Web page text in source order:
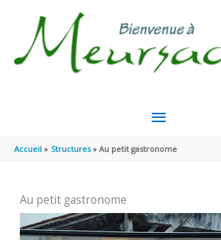
MENU
PRINCIPAL
Accueil Structures Au petit gastronome
Au petit gastronome